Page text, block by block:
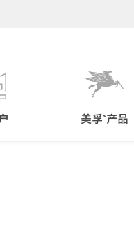
美孚™产品